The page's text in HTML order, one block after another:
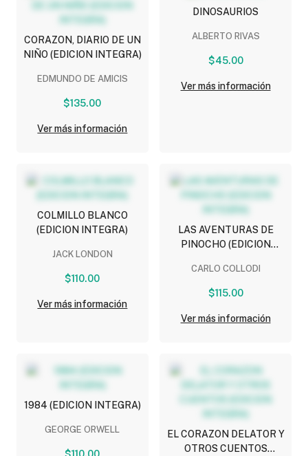
CORAZON, DIARIO DE UN
NIÑO (EDICION INTEGRA)
EDMUNDO DE AMICIS
$135.00
Ver más información
DINOSAURIOS
ALBERTO RIVAS
$45.00
Ver más información
COLMILLO BLANCO
(EDICION INTEGRA)
JACK LONDON
$110.00
Ver más información
LAS AVENTURAS DE
PINOCHO (EDICION
CARLO COLLODI
$115.00
Ver más información
1984 (EDICION INTEGRA)
GEORGE ORWELL
EL CORAZON DELATOR Y
OTROS CUENTOS